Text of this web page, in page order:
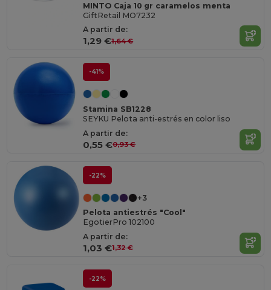
MINTO Caja 10 gr caramelos menta
GiftRetail MO7232
A partir de:
1,29 €1,64 €
-41%
Stamina SB1228
SEYKU Pelota anti-estrés en color liso
A partir de:
0,55 €0,93 €
-22%
+3
Pelota antiestrés "Cool"
EgotierPro 102100
A partir de:
1,03 €1,32 €
-22%